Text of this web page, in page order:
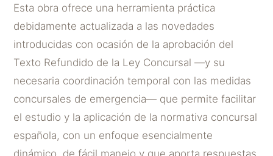
Esta obra ofrece una herramienta práctica
debidamente actualizada a las novedades
introducidas con ocasión de la aprobación del
Texto Refundido de la Ley Concursal —y su
necesaria coordinación temporal con las medidas
concursales de emergencia— que permite facilitar
el estudio y la aplicación de la normativa concursal
española, con un enfoque esencialmente
dinámico, de fácil manejo y que aporta respuestas